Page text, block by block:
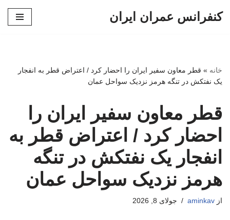
کنفرانس عمران ایران
خانه » قطر معاون سفیر ایران را احضار کرد / اعتراض قطر به انفجار
یک نفتکش در تنگه هرمز نزدیک سواحل عمان
قطر معاون سفیر ایران را
احضار کرد / اعتراض قطر به
انفجار یک نفتکش در تنگه
هرمز نزدیک سواحل عمان
از aminkav جولای 8, 2026